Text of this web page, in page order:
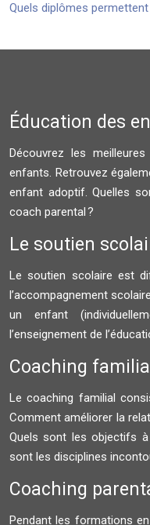
Quels diplômes
Éducation des
Découvrez les
enfants. Retrouvez
enfant adoptif. Quelles
coach parental ?
Le soutien
Le soutien scolaire est
l’accompagnement
un enfant
l’enseignement de
Coaching familial
Le coaching familial
Comment améliorer la
Quels sont les objectifs à
sont les disciplines
Coaching
Pendant les formations